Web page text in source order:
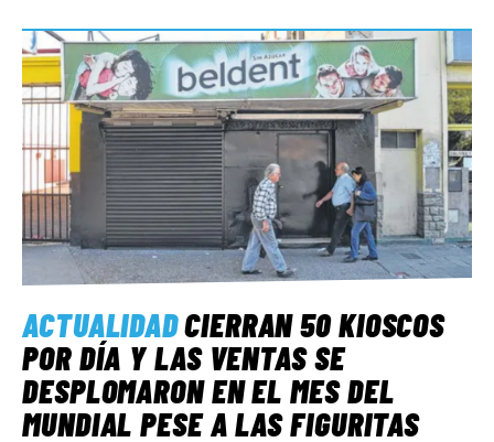
ACTUALIDADCIERRAN 50 KIOSCOS
POR DÍA Y LAS VENTAS SE
DESPLOMARON EN EL MES DEL
MUNDIAL PESE A LAS FIGURITAS